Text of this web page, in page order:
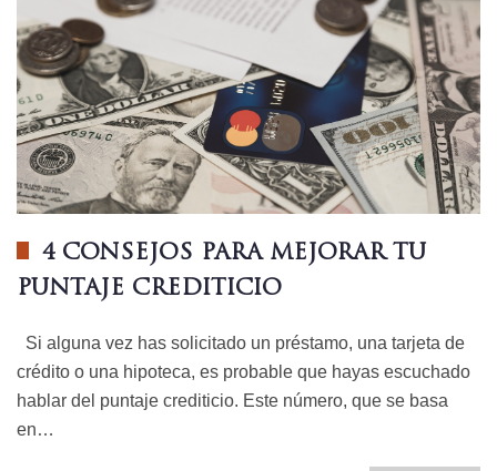
4 CONSEJOS PARA MEJORAR TU
PUNTAJE CREDITICIO
Si alguna vez has solicitado un préstamo, una tarjeta de
crédito o una hipoteca, es probable que hayas escuchado
hablar del puntaje crediticio. Este número, que se basa
en…